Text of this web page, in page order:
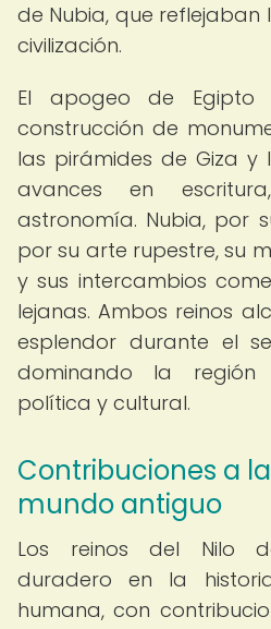
de Nubia, que
civilización.
El apogeo de
construcción de
las pirámides de Giza y
avances en
astronomía. Nubia, por
por su arte rupestre, su
y sus intercambios
lejanas. Ambos reinos
esplendor durante el
dominando la región
política y cultural.
Contribuciones a
mundo antiguo
Los reinos del Nilo
duradero en la
humana, con